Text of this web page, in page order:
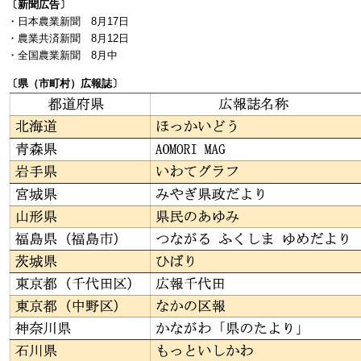
〔新聞広告〕
・日本農業新聞 8月17日
・農業共済新聞 8月12日
・全国農業新聞 8月中
〔県（市町村）広報誌〕